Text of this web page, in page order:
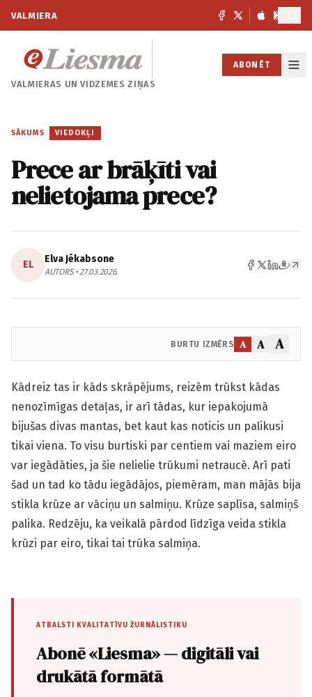
VALMIERA
VALMIERAS UNVIDZEMES ZIŅAS
ABONĒT
SĀKUMS / VIEDOKĻI
Prece ar brāķīti vai
nelietojama prece?
EL Elva Jēkabsone
AUTORS • 27.03.2026.
BURTU IZMĒRS A A A
Kādreiz tas ir kāds skrāpējums, reizēm trūkst kādas
nenozīmīgas detaļas, ir arī tādas, kur iepakojumā
bijušas divas mantas, bet kaut kas noticis un palikusi
tikai viena. To visu burtiski par centiem vai maziem eiro
var iegādāties, ja šie nelielie trūkumi netraucē. Arī pati
šad un tad ko tādu iegādājos, piemēram, man mājās bija
stikla krūze ar vāciņu un salmiņu. Krūze saplīsa, salmiņš
palika. Redzēju, ka veikalā pārdod līdzīga veida stikla
krūzi par eiro, tikai tai trūka salmiņa.
ATBALSTI KVALITATĪVU ŽURNĀLISTIKU
Abonē «Liesma» — digitāli vai
drukātā formātā